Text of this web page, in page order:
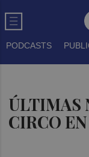
PODCASTS
ÚLTIMAS
CIRCO